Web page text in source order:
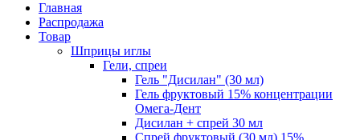
Главная
Распродажа
Товар
Шприцы иглы
Гели, спреи
Гель "Дисилан" (30 мл)
Гель фруктовый 15% концентрации
Омега-Дент
Дисилан + спрей 30 мл
Спрей фруктовый (30 мл) 15%